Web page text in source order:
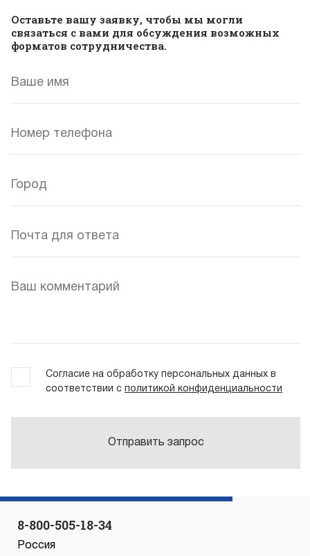
Оставьте вашу заявку, чтобы мы могли
связаться с вами для обсуждения возможных
форматов сотрудничества.
Согласие на обработку персональных данных в
соответствии с политикой конфиденциальности
Отправить запрос
8-800-505-18-34
Россия